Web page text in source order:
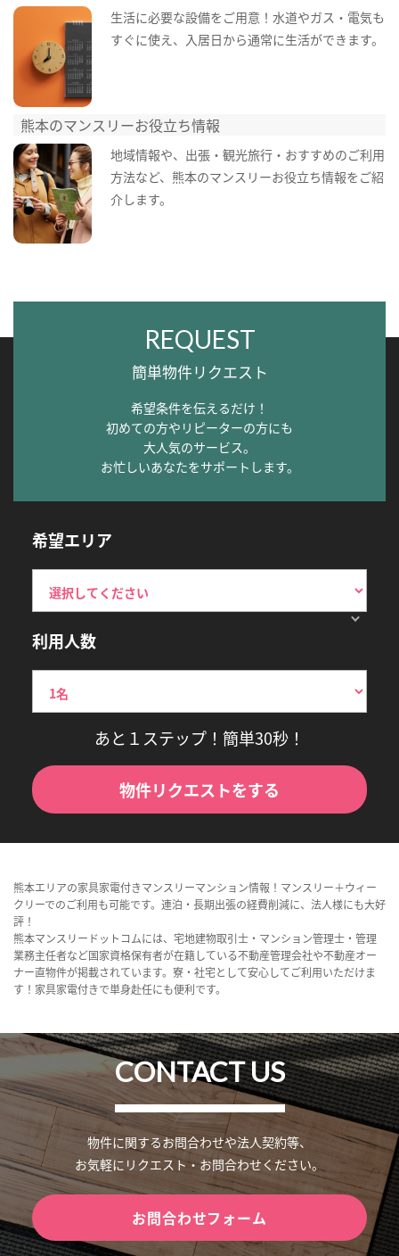
生活に必要な設備をご用意！水道やガス・電気も
すぐに使え、入居日から通常に生活ができます。
熊本のマンスリーお役立ち情報
地域情報や、出張・観光旅行・おすすめのご利用
方法など、熊本のマンスリーお役立ち情報をご紹
介します。
REQUEST
簡単物件リクエスト
希望条件を伝えるだけ！
初めての方やリピーターの方にも
大人気のサービス。
お忙しいあなたをサポートします。
希望エリア
利用人数
あと１ステップ！簡単30秒！
物件リクエストをする
熊本エリアの家具家電付きマンスリーマンション情報！マンスリー＋ウィー
クリーでのご利用も可能です。連泊・長期出張の経費削減に、法人様にも大好
評！
熊本マンスリードットコムには、宅地建物取引士・マンション管理士・管理
業務主任者など国家資格保有者が在籍している不動産管理会社や不動産オー
ナー直物件が掲載されています。寮・社宅として安心してご利用いただけま
す！家具家電付きで単身赴任にも便利です。
CONTACT US
物件に関するお問合わせや法人契約等、
お気軽にリクエスト・お問合わせください。
お問合わせフォーム